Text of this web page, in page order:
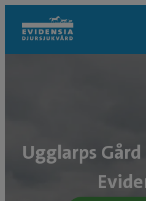
Ugglarps